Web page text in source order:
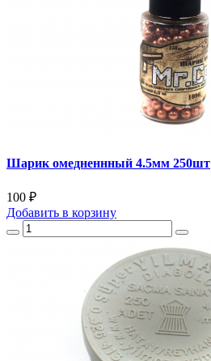
Шарик омедненнный 4.5мм 250шт
100 ₽
Добавить в корзину